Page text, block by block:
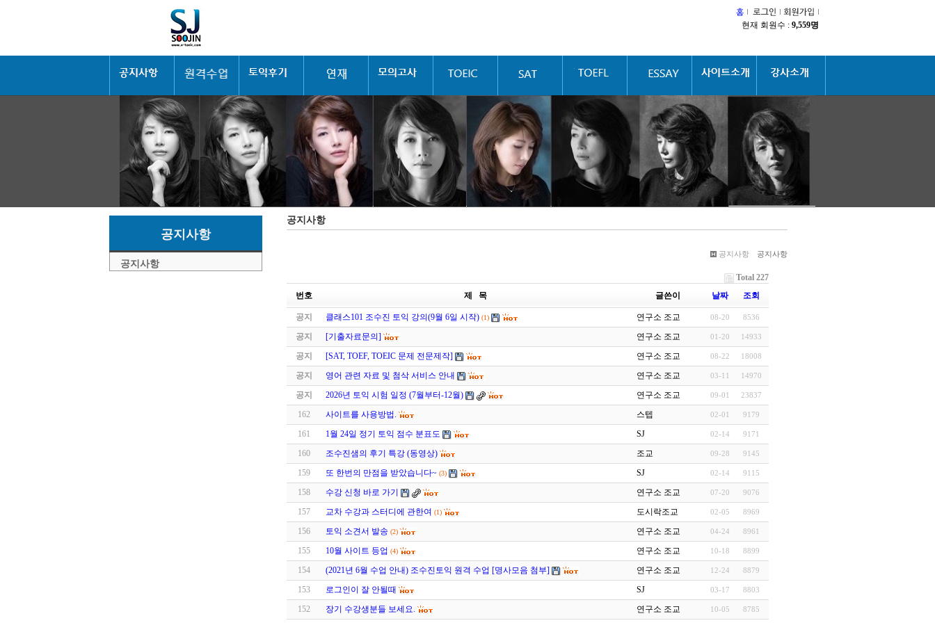
현재 회원수 : 9,559명
공지사항
공지사항
공지사항
공지사항 공지사항
Total 227
번호
제 목 글쓴이 날짜 조회
공지 클래스101 조수진 토익 강의(9월 6일 시작) (1) 연구소 조교 08-20 8536
공지 [기출자료문의] 연구소 조교 01-20 14933
공지 [SAT, TOEF, TOEIC 문제 전문제작] 연구소 조교 08-22 18008
공지 영어 관련 자료 및 첨삭 서비스 안내 연구소 조교 03-11 14970
공지 2026년 토익 시험 일정 (7월부터-12월) 연구소 조교 09-01 23837
162 사이트를 사용방법. 스텝 02-01 9179
161 1월 24일 정기 토익 점수 분표도 SJ 02-14 9171
160 조수진샘의 후기 특강 (동영상) 조교 09-28 9145
159 또 한번의 만점을 받았습니다~ (3) SJ 02-14 9115
158 수강 신청 바로 가기 연구소 조교 07-20 9076
157 교차 수강과 스터디에 관한여 (1) 도시락조교 02-05 8969
156 토익 소견서 발송 (2) 연구소 조교 04-24 8961
155 10월 사이트 등업 (4) 연구소 조교 10-18 8899
154 (2021년 6월 수업 안내) 조수진토익 원격 수업 [명사모음 첨부] 연구소 조교 12-24 8879
153 로그인이 잘 안될때 SJ 03-17 8803
152 장기 수강생분들 보세요. 연구소 조교 10-05 8785